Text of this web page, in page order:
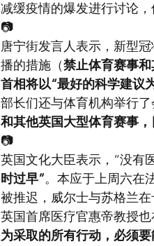
减缓疫情的爆发进行讨论
📷
唐宁街发言人表示，新型
播的措施（禁止体育赛事
首相将以“最好的科学建议
部长们还与体育机构举行
和其他英国大型体育赛事，
📷
英国文化大臣表示，“没有
时过早”。本应于上周六在
被推迟，威尔士与苏格兰在
英国首席医疗官惠帝教授
为采取的所有行动，必须